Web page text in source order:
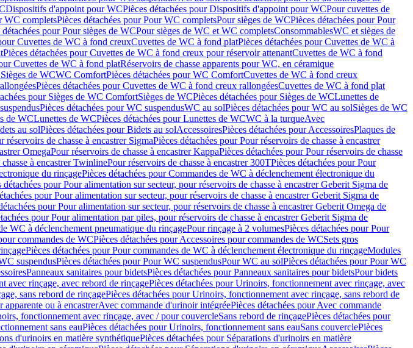
Dispositifs d'appoint pour WCPièces détachées pour Dispositifs d'appoint pour WCPour cuvettes de
WC completsPièces détachées pour Pour WC completsPour sièges de WCPièces détachées pour Pour
détachées pour Pour sièges de WCPour sièges de WC et WC completsConsommablesWC et sièges de
Cuvettes de WC à fond creuxCuvettes de WC à fond platPièces détachées pour Cuvettes de WC à
Pièces détachées pour Cuvettes de WC à fond creux pour réservoir attenantCuvettes de WC à fond
Cuvettes de WC à fond platRéservoirs de chasse apparents pour WC, en céramique
de WCWC ComfortPièces détachées pour WC ComfortCuvettes de WC à fond creux
Pièces détachées pour Cuvettes de WC à fond creux rallongéesCuvettes de WC à fond plat
pour Sièges de WC ComfortSièges de WCPièces détachées pour Sièges de WCLunettes de
Pièces détachées pour WC suspendusWC au solPièces détachées pour WC au solSièges de WC
de WCLunettes de WCPièces détachées pour Lunettes de WCWC à la turqueAvec
au solPièces détachées pour Bidets au solAccessoiresPièces détachées pour AccessoiresPlaques de
réservoirs de chasse à encastrer SigmaPièces détachées pour Pour réservoirs de chasse à encastrer
OmegaPour réservoirs de chasse à encastrer KappaPièces détachées pour Pour réservoirs de chasse
à encastrer TwinlinePour réservoirs de chasse à encastrer 300TPièces détachées pour Pour
du rinçagePièces détachées pour Commandes de WC à déclenchement électronique du
détachées pour Pour alimentation sur secteur, pour réservoirs de chasse à encastrer Geberit Sigma de
pour Pour alimentation sur secteur, pour réservoirs de chasse à encastrer Geberit Sigma de
pour Pour alimentation sur secteur, pour réservoirs de chasse à encastrer Geberit Omega de
pour Pour alimentation par piles, pour réservoirs de chasse à encastrer Geberit Sigma de
WC à déclenchement pneumatique du rinçagePour rinçage à 2 volumesPièces détachées pour Pour
commandes de WCPièces détachées pour Accessoires pour commandes de WCSets gros
Pièces détachées pour Pour commandes de WC à déclenchement électronique du rinçageModules
suspendusPièces détachées pour Pour WC suspendusPour WC au solPièces détachées pour Pour WC
Panneaux sanitaires pour bidetsPièces détachées pour Panneaux sanitaires pour bidetsPour bidets
avec rinçage, avec rebord de rinçagePièces détachées pour Urinoirs, fonctionnement avec rinçage, avec
sans rebord de rinçagePièces détachées pour Urinoirs, fonctionnement avec rinçage, sans rebord de
ou à encastrerAvec commande d'urinoir intégréePièces détachées pour Avec commande
fonctionnement avec rinçage, avec / pour couvercleSans rebord de rinçagePièces détachées pour
sans eauPièces détachées pour Urinoirs, fonctionnement sans eauSans couverclePièces
d'urinoirs en matière synthétiquePièces détachées pour Séparations d'urinoirs en matière